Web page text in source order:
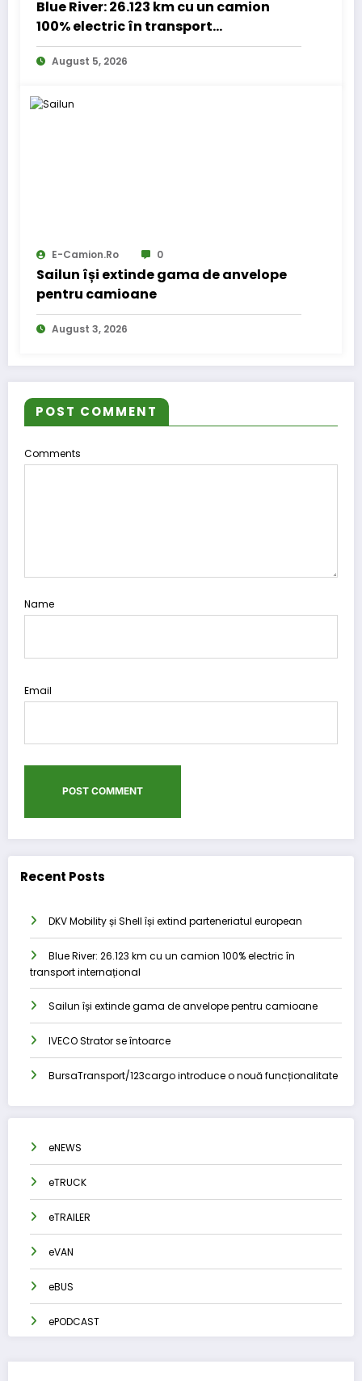
Blue River: 26.123 km cu un camion
100% electric în transport
internațional
August 5, 2026
E-Camion.ro 0
Sailun își extinde gama de anvelope
pentru camioane
August 3, 2026
POST COMMENT
Comments
Name
Email
Recent Posts
DKV Mobility și Shell își extind parteneriatul european
Blue River: 26.123 km cu un camion 100% electric în
transport internațional
Sailun își extinde gama de anvelope pentru camioane
IVECO Strator se întoarce
BursaTransport/123cargo introduce o nouă funcționalitate
eNEWS
eTRUCK
eTRAILER
eVAN
eBUS
ePODCAST